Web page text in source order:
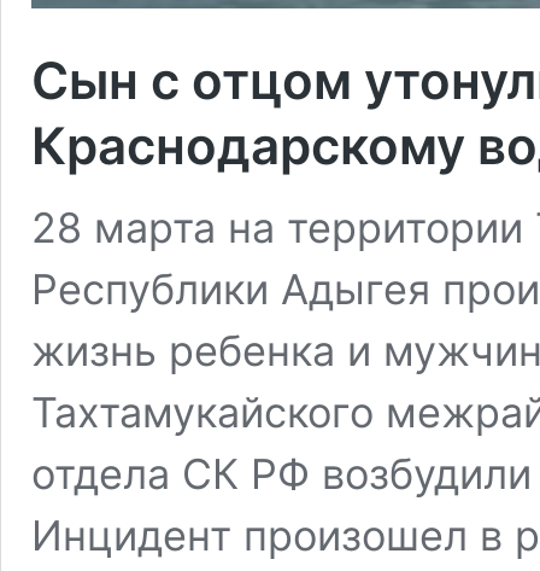
Сын с отцом
Краснодарскому
28 марта на
Республики Адыгея
жизнь ребенка и
Тахтамукайского
отдела СК РФ
Инцидент произошел в